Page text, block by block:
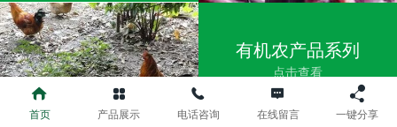
有机农产品系列
点击查看
首页 产品展示 电话咨询 在线留言 一键分享